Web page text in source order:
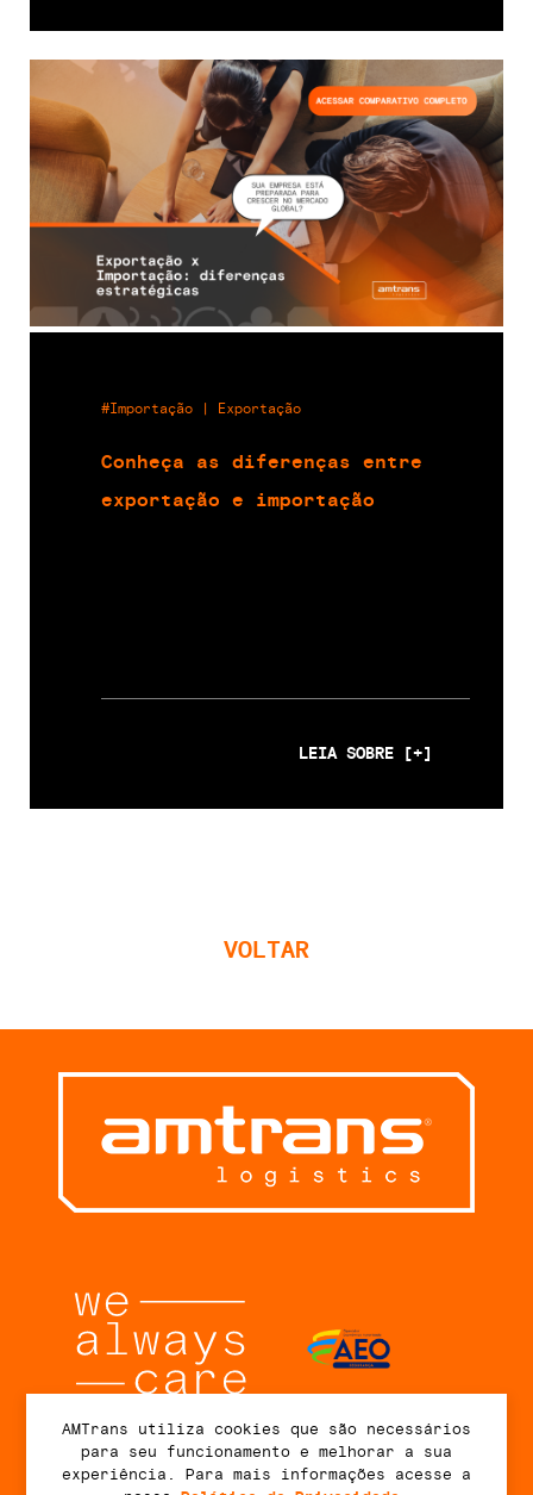
#Importação | Exportação
Conheça as diferenças entre
exportação e importação
LEIA SOBRE [+]
VOLTAR
Conecte-se
AMTrans utiliza cookies que são necessários
para seu funcionamento e melhorar a sua
experiência. Para mais informações acesse a